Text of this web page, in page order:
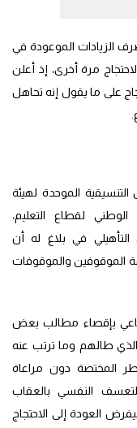
الزيادات الموعودة في
مرة أخرى، إذ أعلن
على ما يقول إنه تحاهل
التنسيقية الموحدة لهيئة
لقطاع التعليم،
التأهيلي في بلاغ له أن
الموقوفين والموقوفات
بإقصاء مطالب بعض
الذي طالهم وما ترتب عنه
المختصة دون مراعاة
النفسي بالعقاب
العودة إلى الاحتجاج